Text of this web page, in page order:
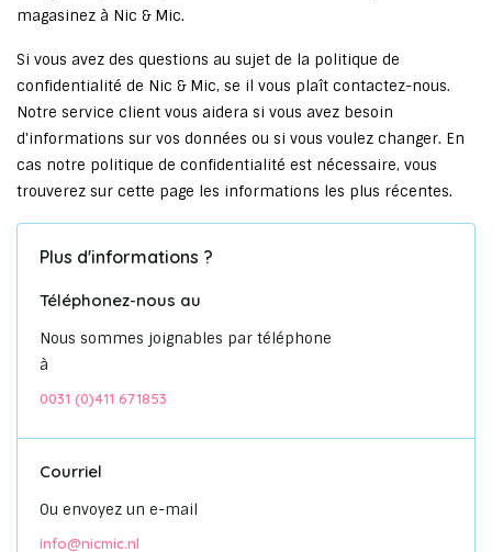
magasinez à Nic & Mic.
Si vous avez des questions au sujet de la politique de
confidentialité de Nic & Mic, se il vous plaît contactez-nous.
Notre service client vous aidera si vous avez besoin
d'informations sur vos données ou si vous voulez changer. En
cas notre politique de confidentialité est nécessaire, vous
trouverez sur cette page les informations les plus récentes.
Plus d'informations ?
Téléphonez-nous au
Nous sommes joignables par téléphone
à
0031 (0)411 671853
Courriel
Ou envoyez un e-mail
info@nicmic.nl